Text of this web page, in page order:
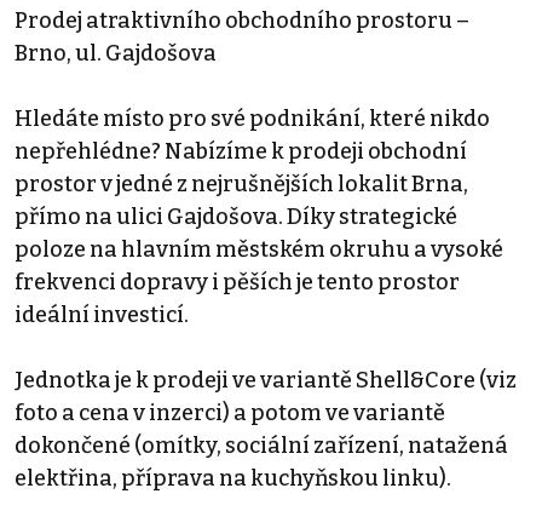
Prodej atraktivního obchodního prostoru –
Brno, ul. Gajdošova
Hledáte místo pro své podnikání, které nikdo
nepřehlédne? Nabízíme k prodeji obchodní
prostor v jedné z nejrušnějších lokalit Brna,
přímo na ulici Gajdošova. Díky strategické
poloze na hlavním městském okruhu a vysoké
frekvenci dopravy i pěších je tento prostor
ideální investicí.
Jednotka je k prodeji ve variantě Shell&Core (viz
foto a cena v inzerci) a potom ve variantě
dokončené (omítky, sociální zařízení, natažená
elektřina, příprava na kuchyňskou linku).